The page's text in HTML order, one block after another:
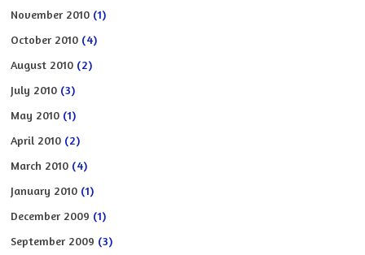
November 2010 (1)
October 2010 (4)
August 2010 (2)
July 2010 (3)
May 2010 (1)
April 2010 (2)
March 2010 (4)
January 2010 (1)
December 2009 (1)
September 2009 (3)